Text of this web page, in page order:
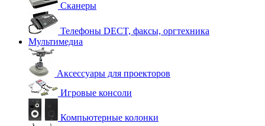
Сканеры
Телефоны DECT, факсы, оргтехника
Мультимедиа
Аксессуары для проекторов
Игровые консоли
Компьютерные колонки